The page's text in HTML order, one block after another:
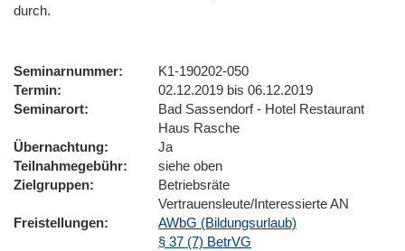
durch.
Seminarnummer
K1-190202-050
Termin
02.12.2019 bis 06.12.2019
Seminarort
Bad Sassendorf - Hotel Restaurant
Haus Rasche
Übernachtung
Ja
Teilnahmegebühr
siehe oben
Zielgruppen
Betriebsräte
Vertrauensleute/Interessierte AN
Freistellungen
AWbG (Bildungsurlaub)
§ 37 (7) BetrVG